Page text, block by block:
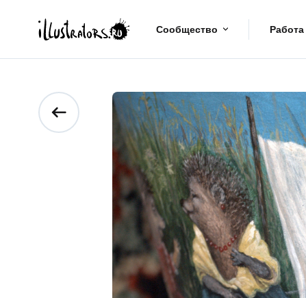
Сообщество Работа